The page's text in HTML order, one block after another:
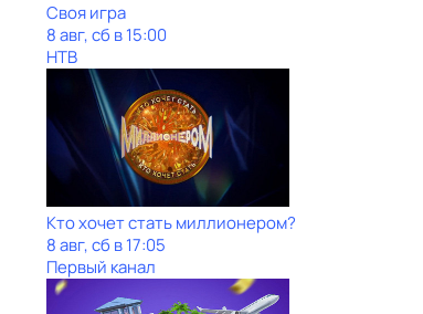
Своя игра
8 авг, сб в 15:00
НТВ
Кто хочет стать миллионером?
8 авг, сб в 17:05
Первый канал